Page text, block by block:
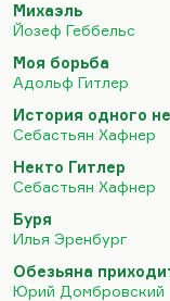
философских
одно) и архаика
есть ещё 11
Что касается
антифашистских
фашизме.
для того, чтобы
поставлен
природе
Михаэль
Йозеф Геббельс
Моя борьба
Адольф Гитлер
История одного
Себастьян Хафнер
Некто Гитлер
Себастьян Хафнер
Буря
Илья Эренбург
Обезьяна
Юрий Домбровский